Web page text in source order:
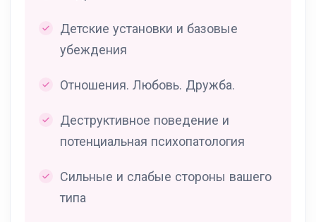
Детские установки и базовые
убеждения
Отношения. Любовь. Дружба.
Деструктивное поведение и
потенциальная психопатология
Сильные и слабые стороны вашего
типа